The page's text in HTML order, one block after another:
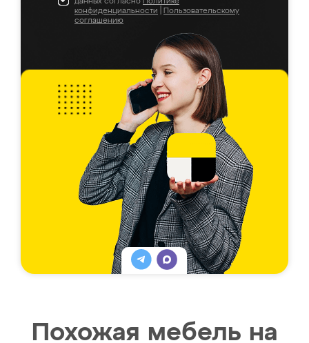
конфиденциальности
Пользовательскому
соглашению
Похожая мебель на